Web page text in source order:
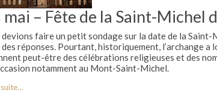
mai – Fête de la Saint-Michel
devions faire un petit sondage sur la date de la
réponses. Pourtant, historiquement, l’archange a
peut-être des célébrations religieuses et des
notamment au Mont-Saint-Michel.
suite…